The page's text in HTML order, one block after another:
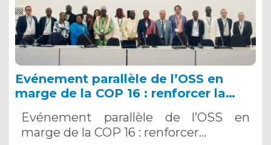
Evénement parallèle de l’OSS en
marge de la COP 16 : renforcer la
Systèmes d’Alerte Précoce
Multirisques. 12 décembre 2024
Evénement parallèle de l’OSS en
marge de la COP 16 : renforcer…